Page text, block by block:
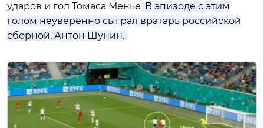
ударов и гол Томаса Менье. В эпизоде с этим
голом неуверенно сыграл вратарь российской
сборной, Антон Шунин.